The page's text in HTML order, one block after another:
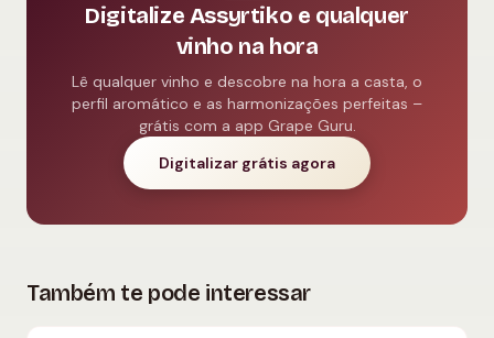
Digitalize Assyrtiko e qualquer
vinho na hora
Lê qualquer vinho e descobre na hora a casta, o
perfil aromático e as harmonizações perfeitas –
grátis com a app Grape Guru.
Digitalizar grátis agora
Também te pode interessar